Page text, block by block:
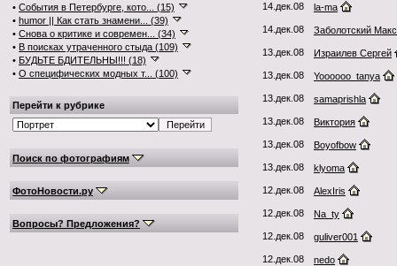
• События в Петербурге, кото... (15)
• humor || Как стать знамени... (39)
• Снова о критике и современ... (34)
• В поисках утраченного стыда (109)
• БУДЬТЕ БДИТЕЛЬНЫ!!! (18)
• О специфических модных т... (100)
Перейти к рубрике
Поиск по фотографиям
ФотоНовости.ру
Вопросы? Предложения?
14.дек.08 la-ma
14.дек.08 Заболотский
13.дек.08 Израилев Сергей
13.дек.08 Yoooooo_tanya
13.дек.08 samaprishla
13.дек.08 Виктория
13.дек.08 Boyofbow
13.дек.08 klyoma
12.дек.08 AlexIris
12.дек.08 Na_ty
12.дек.08 guliver001
12.дек.08 nedo